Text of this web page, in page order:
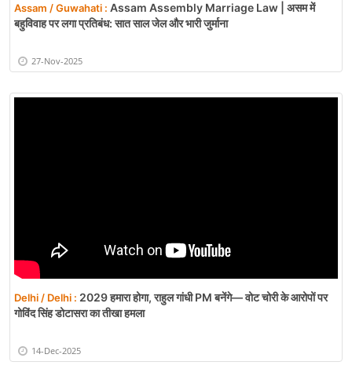
Assam / Guwahati : Assam Assembly Marriage Law | असम में
बहुविवाह पर लगा प्रतिबंध: सात साल जेल और भारी जुर्माना
27-Nov-2025
Delhi / Delhi : 2029 हमारा होगा, राहुल गांधी PM बनेंगे— वोट चोरी के आरोपों पर
गोविंद सिंह डोटासरा का तीखा हमला
14-Dec-2025